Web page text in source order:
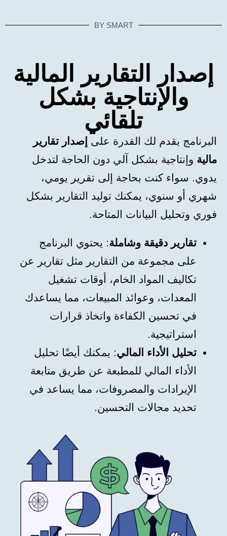
BY SMART
إصدار التقارير المالية
والإنتاجية بشكل
تلقائي
البرنامج يقدم لك القدرة على إصدار تقارير
مالية وإنتاجية بشكل آلي دون الحاجة لتدخل
يدوي. سواء كنت بحاجة إلى تقرير يومي،
شهري أو سنوي، يمكنك توليد التقارير بشكل
فوري وتحليل البيانات المتاحة.
تقارير دقيقة وشاملة: يحتوي البرنامج
على مجموعة من التقارير مثل تقارير عن
تكاليف المواد الخام، أوقات تشغيل
المعدات، وعوائد المبيعات، مما يساعدك
في تحسين الكفاءة واتخاذ قرارات
استراتيجية.
تحليل الأداء المالي: يمكنك أيضًا تحليل
الأداء المالي للمطبعة عن طريق متابعة
الإيرادات والمصروفات، مما يساعد في
تحديد مجالات التحسين.